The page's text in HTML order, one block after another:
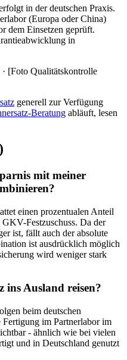
in der deutschen Praxis.
(Europa oder China)
dem Einsetzen geprüft.
in
[Foto Qualitätskontrolle
generell zur Verfügung
Beratung abläuft, lesen
mit meiner
einen prozentualen Anteil
Festzuschuss. Da der
ist, fällt auch der absolute
ist ausdrücklich möglich
wird weniger stark
ins Ausland reisen?
beim deutschen
im Partnerlabor im
- ähnlich wie bei vielen
und in Deutschland genutzt